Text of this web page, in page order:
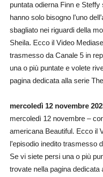
puntata odierna Finn e
hanno solo bisogno l’uno
sbagliato nei riguardi della
Sheila. Ecco il Video
trasmesso da Canale 5 in
una o più puntate e volete
pagina dedicata alla serie
mercoledì 12 novembre
mercoledì 12 novembre –
americana Beautiful. Ecco il
l’episodio inedito trasmesso
Se vi siete persi una o più
trovate nella pagina dedicata